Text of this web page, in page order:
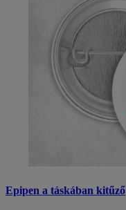
Epipen a táskában kitűző